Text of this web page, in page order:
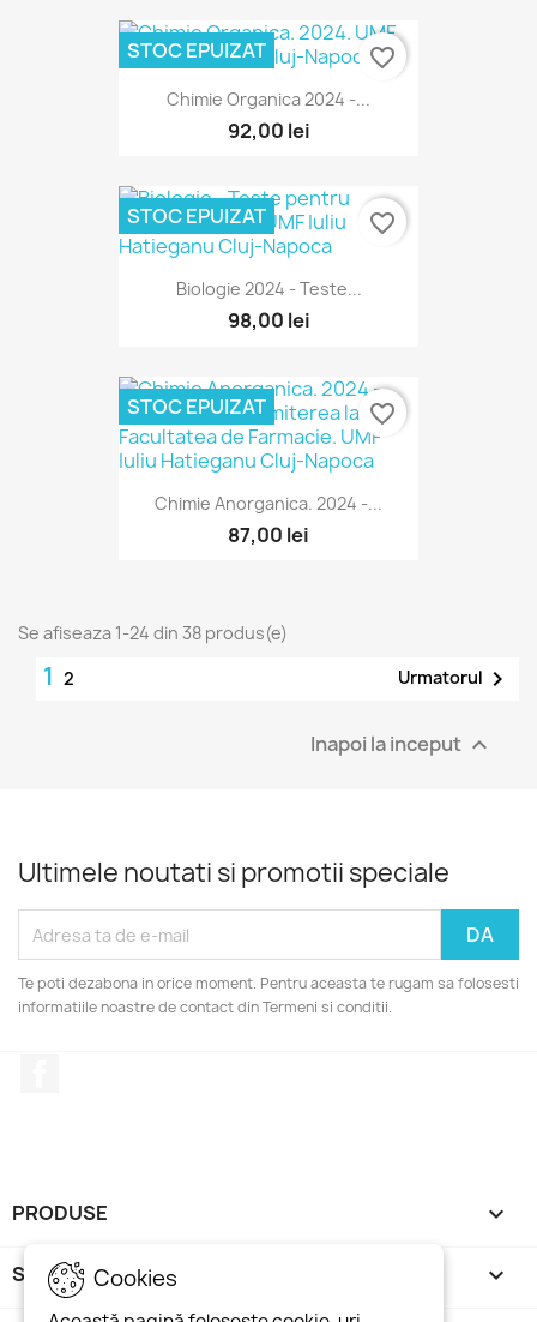
Chimie Organica 2024 -...
92,00 lei
STOC EPUIZAT favorite_border
Biologie 2024 - Teste...
98,00 lei
STOC EPUIZAT favorite_border
Chimie Anorganica. 2024 -...
87,00 lei
STOC EPUIZAT favorite_border
Se afiseaza 1-24 din 38 produs(e)
1 2 Urmatorul 
Inapoi la inceput 
Ultimele noutati si promotii speciale
Te poti dezabona in orice moment. Pentru aceasta te rugam sa folosesti
informatiile noastre de contact din Termeni si conditii.
PRODUSE 
SITE 
Cookies